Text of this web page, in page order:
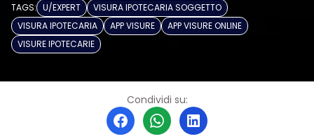
TAGS: U/EXPERT
VISURA IPOTECARIA SOGGETTO
VISURA IPOTECARIA
APP VISURE
APP VISURE ONLINE
VISURE IPOTECARIE
Condividi su: